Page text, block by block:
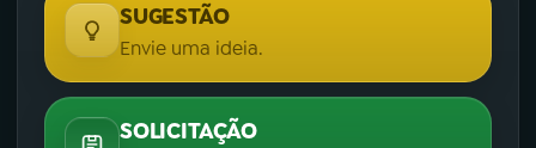
SUGESTÃO
Envie uma ideia.
SOLICITAÇÃO